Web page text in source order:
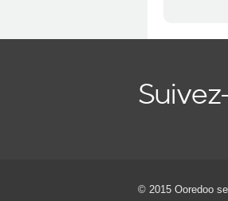
© 2015 Ooredoo